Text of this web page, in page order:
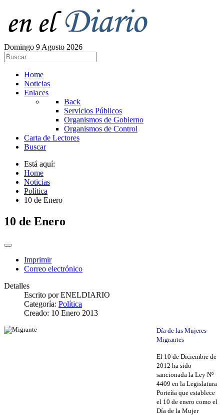
Domingo 9 Agosto 2026
Home
Noticias
Enlaces
Back
Servicios Públicos
Organismos de Gobierno
Organismos de Control
Carta de Lectores
Buscar
Está aquí:
Home
Noticias
Política
10 de Enero
10 de Enero
Imprimir
Correo electrónico
Detalles
Escrito porENELDIARIO
Categoría: Política
Creado: 10 Enero 2013
Día de las Mujeres
Migrantes
El 10 de Diciembre de
2012 ha sido
sancionada la Ley Nº
4409 en la Legislatura
Porteña que establece
el 10 de enero como el
Día de la Mujer